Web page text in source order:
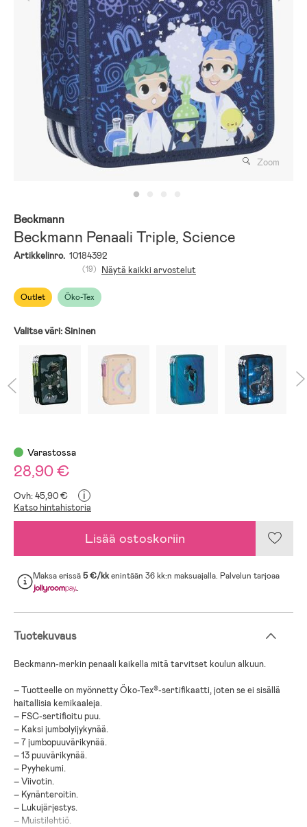
Zoom
Beckmann
Beckmann Penaali Triple, Science
Artikkelinro. 10184392
Outlet Öko-Tex
(19) Näytä kaikki arvostelut
Valitse väri:Sininen
Varastossa
28,90 €
Ovh: 45,90 € i
Katso hintahistoria
Lisää ostoskoriin
Maksa erissä5 €/kkenintään 36 kk:n maksuajalla. Palvelun tarjoaa
.
Tuotekuvaus
Beckmann-merkin penaali kaikella mitä tarvitset koulun alkuun.
– Tuotteelle on myönnetty Öko-Tex®-sertifikaatti, joten se ei sisällä
haitallisia kemikaaleja.
– FSC-sertifioitu puu.
– Kaksi jumbolyijykynää.
– 7 jumbopuuvärikynää.
– 13 puuvärikynää.
– Pyyhekumi.
– Viivotin.
– Kynänteroitin.
– Lukujärjestys.
– Muistilehtiö.